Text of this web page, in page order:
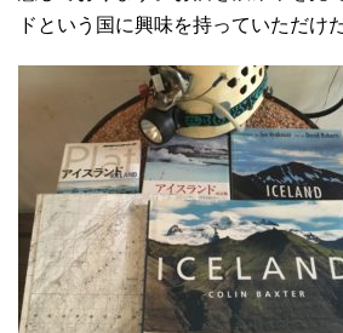
ドという国に興味を持っていただけ